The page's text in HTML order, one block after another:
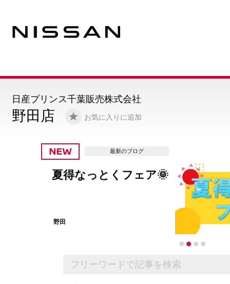
野田店 お気に入りに追加
日産プリンス千葉販売株式会社
定休日のお知らせ🍨